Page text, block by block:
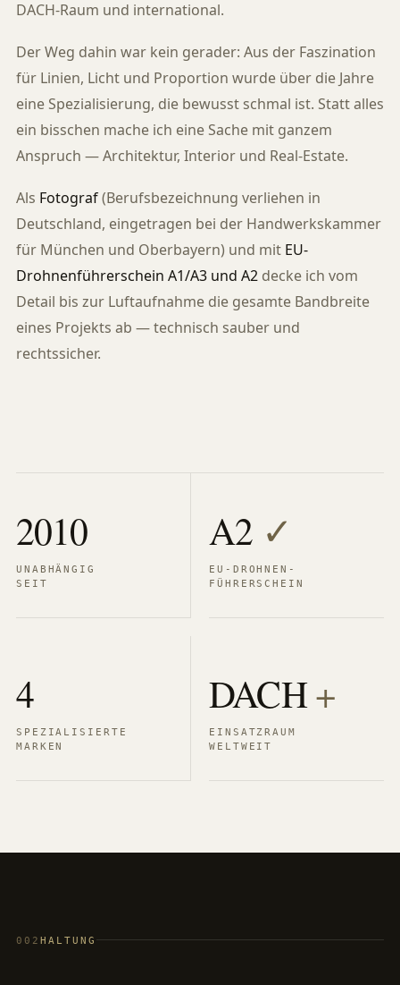
DACH-Raum und international.
Der Weg dahin war kein gerader: Aus der Faszination
für Linien, Licht und Proportion wurde über die Jahre
eine Spezialisierung, die bewusst schmal ist. Statt alles
ein bisschen mache ich eine Sache mit ganzem
Anspruch — Architektur, Interior und Real-Estate.
Als Fotograf(Berufsbezeichnung verliehen in
Deutschland, eingetragen bei der Handwerkskammer
für München und Oberbayern) und mit EU-
Drohnenführerschein A1/A3 und A2decke ich vom
Detail bis zur Luftaufnahme die gesamte Bandbreite
eines Projekts ab — technisch sauber und
rechtssicher.
2010
UNABHÄNGIG
SEIT
A2 ✓
EU-DROHNEN-
FÜHRERSCHEIN
4
SPEZIALISIERTE
MARKEN
DACH+
EINSATZRAUM
WELTWEIT
002 HALTUNG